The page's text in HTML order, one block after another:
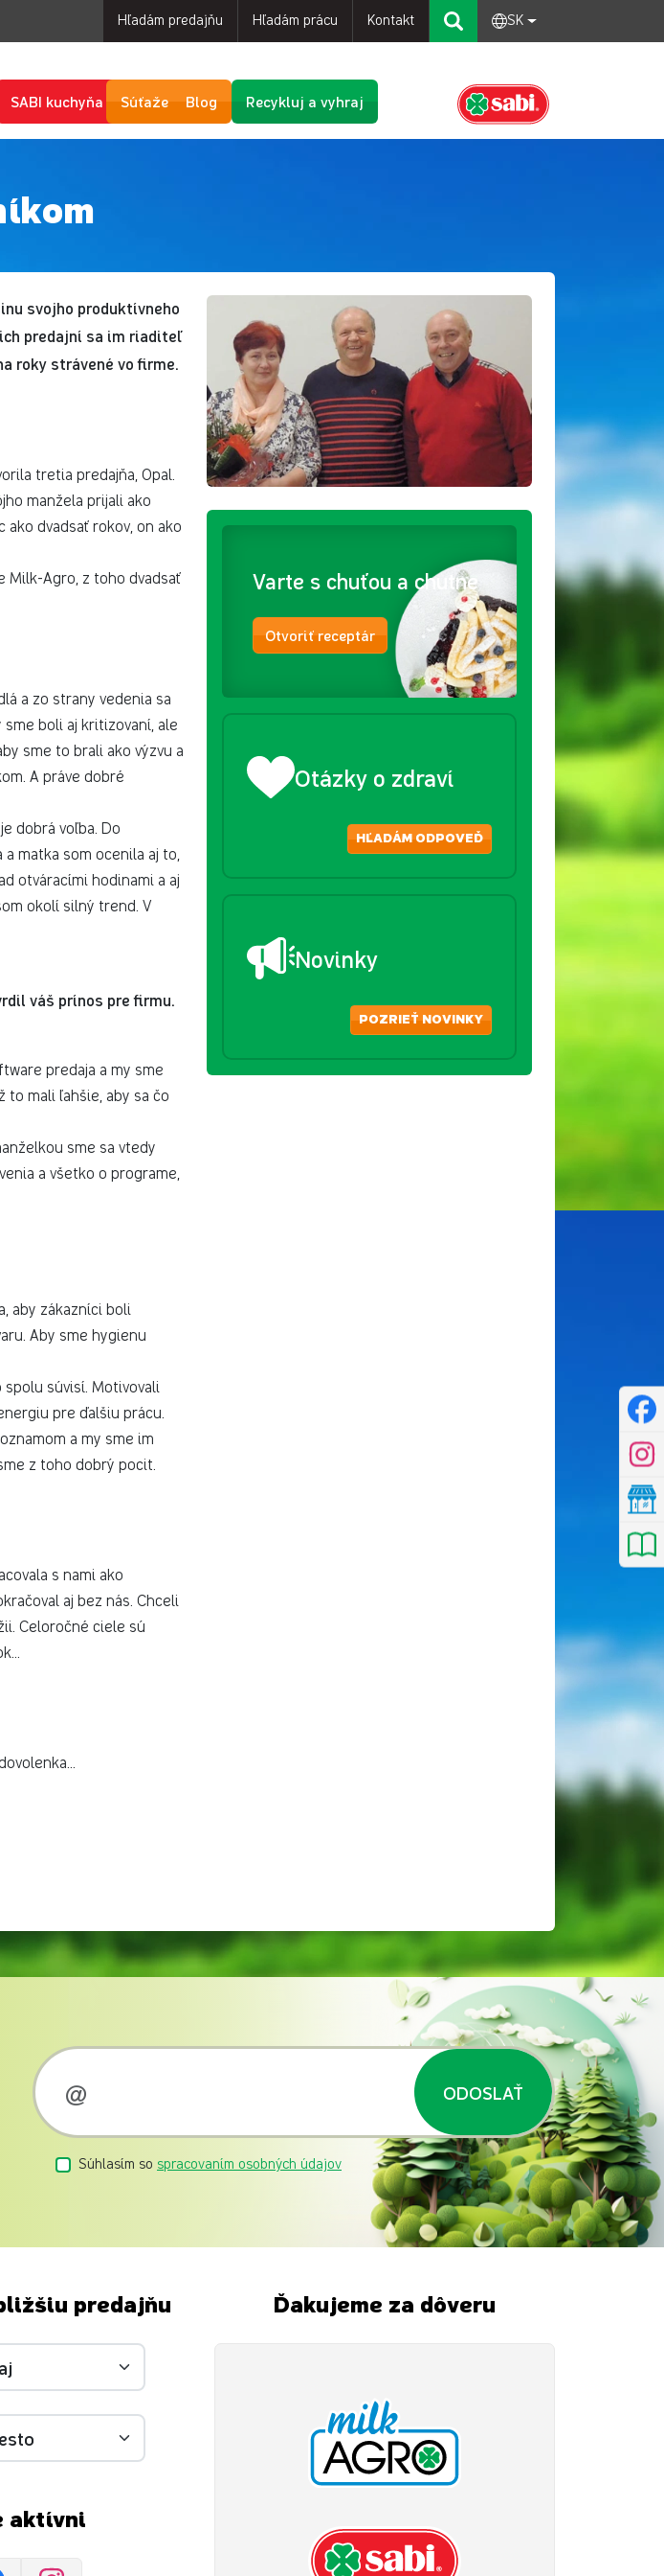
Hľadám predajňu Hľadám prácu Kontakt SK
SABI kuchyňa Súťaže Blog Recykluj a vyhraj
svojho produktívneho
predajní sa im riaditeľ
roky strávené vo firme.
tretia predajňa, Opal.
manžela prijali ako
ako dvadsať rokov, on ako
Milk-Agro, z toho dvadsať
a zo strany vedenia sa
boli aj kritizovaní, ale
sme to brali ako výzvu a
A práve dobré
dobrá voľba. Do
matka som ocenila aj to,
otváracími hodinami a aj
okolí silný trend. V
váš prínos pre firmu.
predaja a my sme
mali ľahšie, aby sa čo
sme sa vtedy
a všetko o programe,
aby zákazníci boli
Aby sme hygienu
súvisí. Motivovali
pre ďalšiu prácu.
a my sme im
z toho dobrý pocit.
s nami ako
aj bez nás. Chceli
Celoročné ciele sú
Varte s chuťou a chutne
Otvoriť receptár
Otázky o zdraví
HĽADÁM ODPOVEĎ
Novinky
POZRIEŤ NOVINKY
ODOSLAŤ
Súhlasím so spracovaním osobných údajov
predajňu
aktívni
Ďakujeme za dôveru